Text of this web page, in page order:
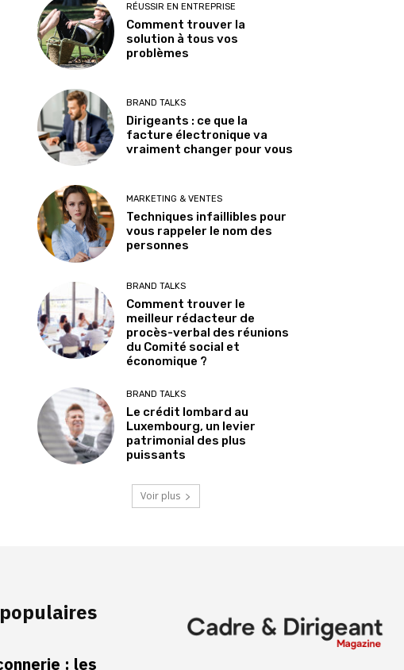
RÉUSSIR EN ENTREPRISE
Comment trouver la
solution à tous vos
problèmes
BRAND TALKS
Dirigeants : ce que la
facture électronique va
vraiment changer pour vous
MARKETING & VENTES
Techniques infaillibles pour
vous rappeler le nom des
personnes
BRAND TALKS
Comment trouver le
meilleur rédacteur de
procès-verbal des réunions
du Comité social et
économique ?
BRAND TALKS
Le crédit lombard au
Luxembourg, un levier
patrimonial des plus
puissants
Voir plus
: les